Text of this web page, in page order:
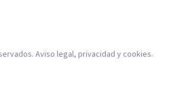
Aviso legal, privacidad y cookies.